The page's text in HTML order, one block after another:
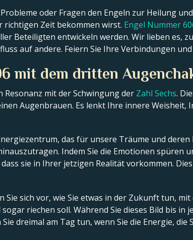
oder Fragen den Engeln zur Heilung
richtigen Zeit bekommen wirst. Engel Nummer
Beteiligten entwickeln werden. Wir lieben es,
auf andere. Feiern Sie Ihre Verbindungen
mit dem dritten
Resonanz mit der Schwingung der Zahl Sechs.
Augenbrauen. Es lenkt Ihre innere
das für unsere Träume und
Indem Sie die Emotionen spüren
sie in Ihrer jetzigen Realität vorkommen.
Sie sich vor, wie Sie etwas in der Zukunft tun,
riechen soll. Während Sie dieses Bild bis in
dreimal am Tag tun, wenn Sie die Energie,